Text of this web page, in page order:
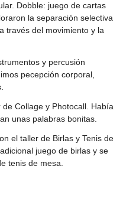
Dobble: juego de cartas
la separación selectiva
través del movimiento y la
y percusión
pecepción corporal,
Collage y Photocall. Había
unas palabras bonitas.
el taller de Birlas y Tenis de
juego de birlas y se
tenis de mesa.